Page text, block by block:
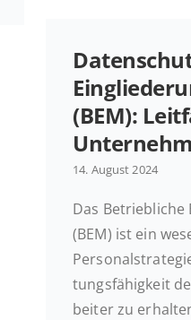
(BEM):
14. August 2024
Das
(BEM) ist ein
tungs­fä­hig­keit
bei­ter zu